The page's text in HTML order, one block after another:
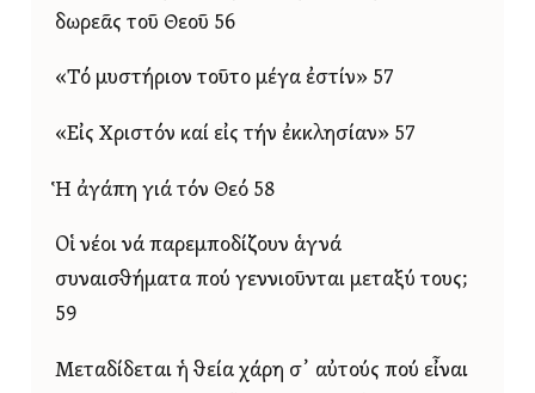
δωρεᾶς τοῦ Θεοῦ 56
«Τό μυστήριον τοῦτο μέγα ἐστίν» 57
«Εἰς Χριστόν καί εἰς τήν ἐκκλησίαν» 57
Ἡ ἀγάπη γιά τόν Θεό 58
Οἱ νέοι νά παρεμποδίζουν ἁγνά
συναισθήματα πού γεννιοῦνται μεταξύ τους;
59
Μεταδίδεται ἡ θεία χάρη σ᾿ αὐτούς πού εἶναι